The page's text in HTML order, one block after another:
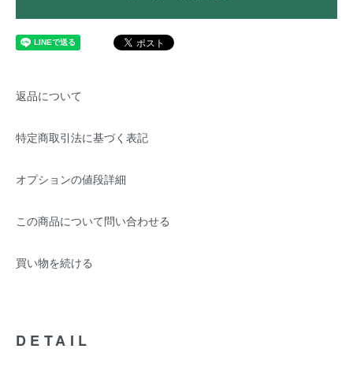
返品について
特定商取引法に基づく表記
オプションの値段詳細
この商品について問い合わせる
買い物を続ける
DETAIL